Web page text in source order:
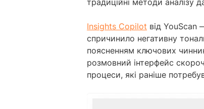
традиційні методи аналізу
Insights Copilot від YouScan
спричинило негативну
поясненням ключових
розмовний інтерфейс
процеси, які раніше